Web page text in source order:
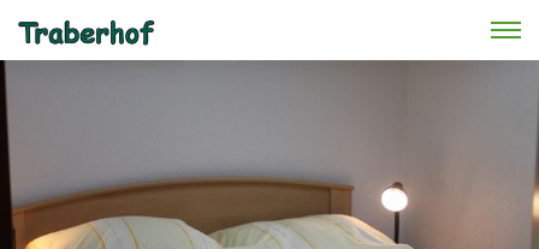
Skip to main content